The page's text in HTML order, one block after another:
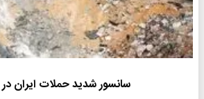
سانسور شدید حملات ایران در